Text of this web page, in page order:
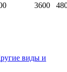
3600
виды и